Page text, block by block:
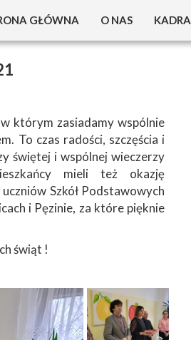
GŁÓWNA
CO NOWEGO W DPS ?
KOSZT UTRZYMANIA
PANDEMIA COVID 19
O NAS
25 LAT DPS
KADRA
którym zasiadamy wspólnie
To czas radości, szczęścia i
świętej i wspólnej wieczerzy
mieli też okazję
Szkół Podstawowych
i Pęzinie, za które pięknie
świąt !